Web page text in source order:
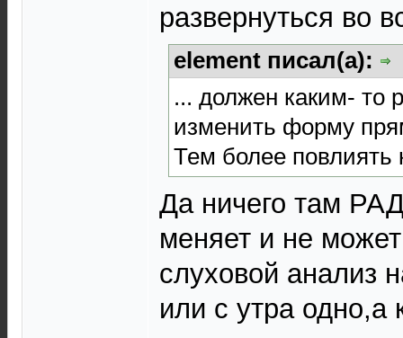
развернуться во
element писал(а):
... должен каким- то
изменить форму
Тем более повлиять
Да ничего там
меняет и не
слуховой анализ
или с утра одно,а